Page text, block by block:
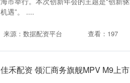
机遇”。 ....
来源：数据配资平台 查看：197
佳禾配资 领汇商务旗舰MPV M9上